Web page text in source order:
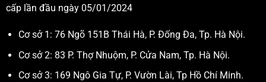
cấp lần đầu ngày 05/01/2024
Cơ sở 1: 76 Ngõ 151B Thái Hà, P. Đống Đa, Tp. Hà Nội.
Cơ sở 2: 83 P. Thợ Nhuộm, P. Cửa Nam, Tp. Hà Nội.
Cơ sở 3: 169 Ngô Gia Tự, P. Vườn Lài, Tp Hồ Chí Minh.